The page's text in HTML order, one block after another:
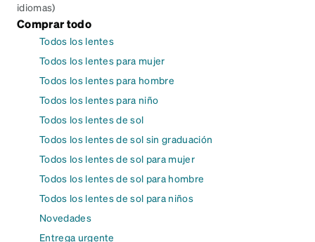
idiomas)
Comprar todo
Todos los lentes
Todos los lentes para mujer
Todos los lentes para hombre
Todos los lentes para niño
Todos los lentes de sol
Todos los lentes de sol sin graduación
Todos los lentes de sol para mujer
Todos los lentes de sol para hombre
Todos los lentes de sol para niños
Novedades
Entrega urgente